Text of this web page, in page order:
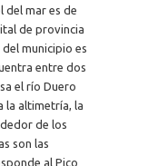
del mar es de
de provincia
municipio es
entre dos
el río Duero
la altimetría, la
de los
son las
al Pico